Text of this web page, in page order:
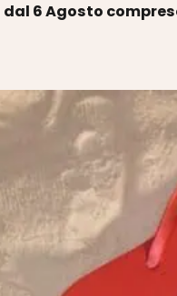
dal 6 Agosto